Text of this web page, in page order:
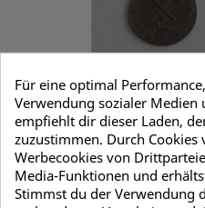
Für eine optimal
Verwendung sozialer Medien
empfiehlt dir dieser Laden,
zuzustimmen. Durch Cookies
Werbecookies von
Media-Funktionen und
Stimmst du der Verwendung